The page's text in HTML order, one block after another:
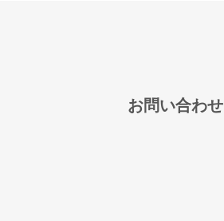
お問い合わせ